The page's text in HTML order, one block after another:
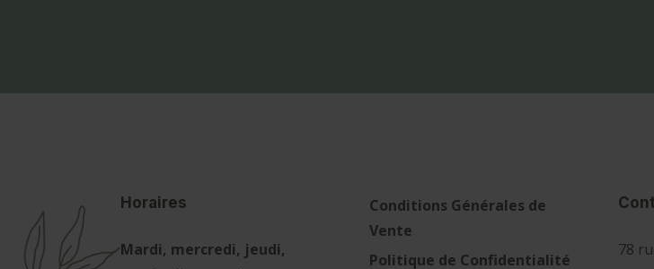
Horaires
Mardi, mercredi, jeudi,
Conditions Générales de
Vente
Politique de Confidentialité
78